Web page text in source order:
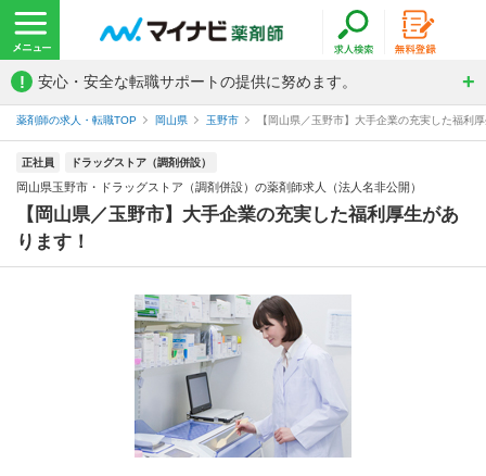
! 安心・安全な転職サポートの提供に努めます。
薬剤師の求人・転職TOP 岡山県 玉野市 【岡山県／玉野市】大手企業の充実した福利
正社員 ドラッグストア（調剤併設）
岡山県玉野市・ドラッグストア（調剤併設）の薬剤師求人（法人名非公開）
【岡山県／玉野市】大手企業の充実した福利厚生があ
ります！